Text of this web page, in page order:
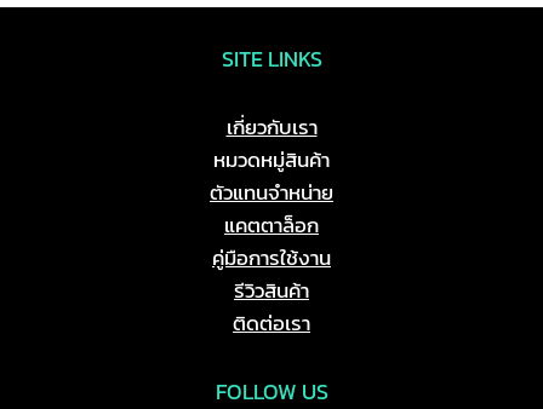
SITE LINKS
เกี่ยวกับเรา
หมวดหมู่สินค้า
ตัวแทนจำหน่าย
แคตตาล็อก
คู่มือการใช้งาน
รีวิวสินค้า
ติดต่อเรา
FOLLOW US